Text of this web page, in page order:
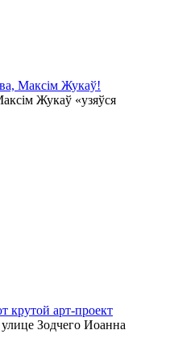
Максім Жукаў!
Жукаў «узяўся
крутой арт-проект
Зодчего Иоанна